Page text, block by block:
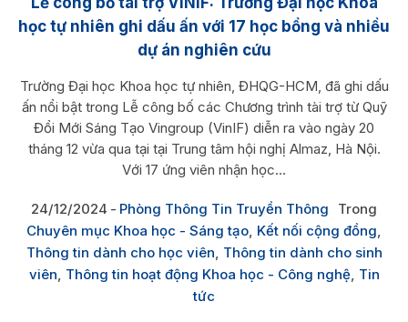
học tự nhiên ghi dấu ấn với 17 học bổng và nhiều
dự án nghiên cứu
Trường Đại học Khoa học tự nhiên, ĐHQG-HCM, đã ghi dấu
ấn nổi bật trong Lễ công bố các Chương trình tài trợ từ Quỹ
Đổi Mới Sáng Tạo Vingroup (VinIF) diễn ra vào ngày 20
tháng 12 vừa qua tại tại Trung tâm hội nghị Almaz, Hà Nội.
Với 17 ứng viên nhận học...
24/12/2024 Phòng Thông Tin Truyền Thông
Trong
Chuyên mục Khoa học - Sáng tạo, Kết nối cộng đồng,
Thông tin dành cho học viên, Thông tin dành cho sinh
viên, Thông tin hoạt động Khoa học - Công nghệ, Tin
tức